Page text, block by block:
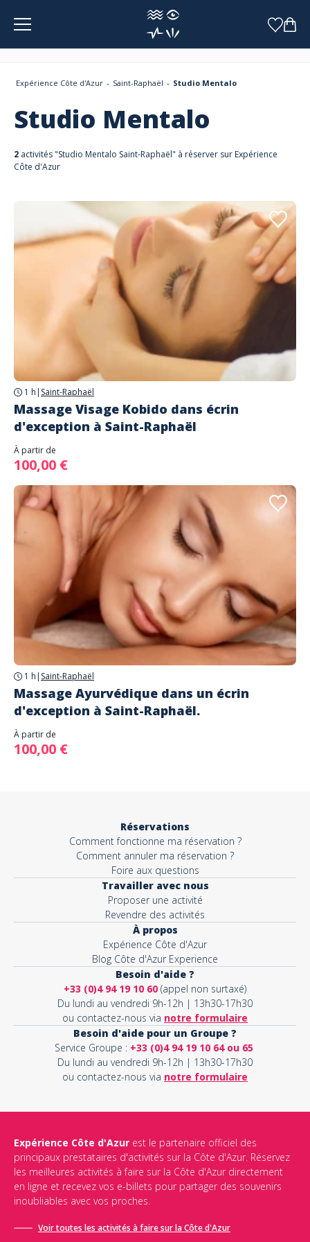
Panneau de gestion des cookies
Expérience Côte d'Azur Saint-Raphaël Studio Mentalo
Studio Mentalo
2 activités "Studio Mentalo Saint-Raphaël" à réserver sur Expérience
Côte d'Azur
1 h | Saint-Raphaël
Massage Visage Kobido dans écrin
d'exception à Saint-Raphaël
À partir de
100,00 €
1 h | Saint-Raphaël
Massage Ayurvédique dans un écrin
d'exception à Saint-Raphaël.
À partir de
100,00 €
Réservations
Comment fonctionne ma réservation ?
Comment annuler ma réservation ?
Foire aux questions
Travailler avec nous
Proposer une activité
Revendre des activités
À propos
Expérience Côte d'Azur
Blog Côte d'Azur Experience
Besoin d'aide ?
+33 (0)4 94 19 10 60 (appel non surtaxé)
Du lundi au vendredi 9h-12h | 13h30-17h30
ou contactez-nous via notre formulaire
Besoin d'aide pour un Groupe ?
Service Groupe : +33 (0)4 94 19 10 64 ou 65
Du lundi au vendredi 9h-12h | 13h30-17h30
ou contactez-nous via notre formulaire
Expérience Côte d'Azur est le partenaire officiel des
principaux prestataires d'activités sur la Côte d'Azur. Réservez
les meilleures activités à faire sur la Côte d'Azur directement
en ligne et recevez vos e-billets pour partager des souvenirs
inoubliables avec vos proches.
Voir toutes les activités à faire sur la Côte d'Azur